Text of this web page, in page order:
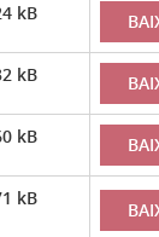
kB
kB
kB
kB